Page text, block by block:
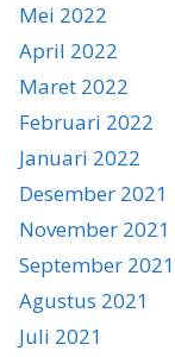
Mei 2022
April 2022
Maret 2022
Februari 2022
Januari 2022
Desember 2021
November 2021
September 2021
Agustus 2021
Juli 2021